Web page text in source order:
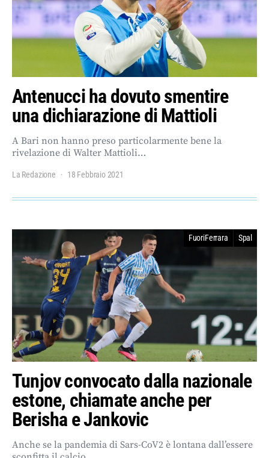
Antenucci ha dovuto smentire
una dichiarazione di Mattioli
A Bari non hanno preso particolarmente bene la
rivelazione di Walter Mattioli…
La Redazione 18 Febbraio 2021
FuoriFerrara Spal
Tunjov convocato dalla nazionale
estone, chiamate anche per
Berisha e Jankovic
Anche se la pandemia di Sars-CoV2 è lontana dall’essere